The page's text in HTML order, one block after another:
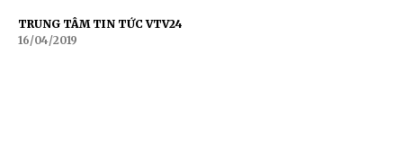
TRUNG TÂM TIN TỨC VTV24
16/04/2019